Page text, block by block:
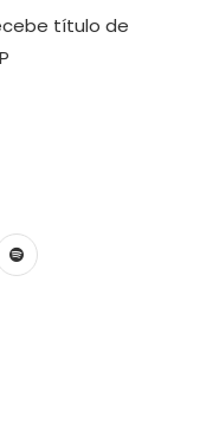
título de